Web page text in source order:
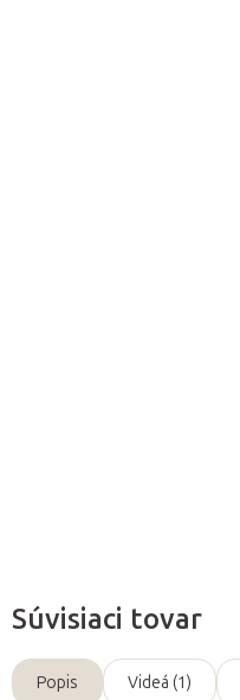
Súvisiaci tovar
Popis Videá (1)